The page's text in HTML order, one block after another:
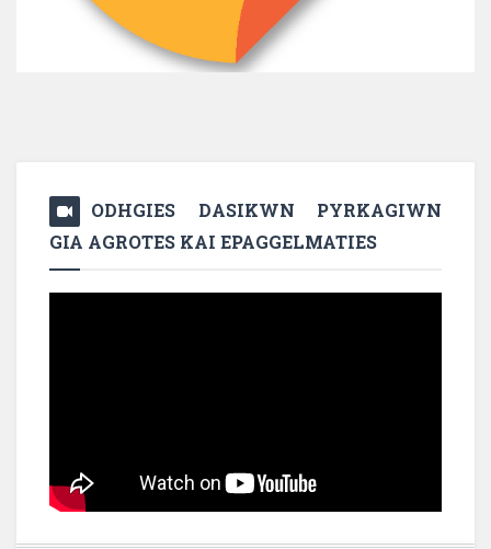
ODHGIES DASIKWN PYRKAGIWN
GIA AGROTES KAI EPAGGELMATIES